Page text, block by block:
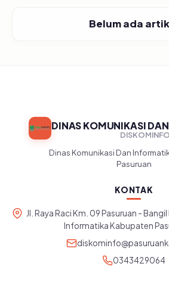
Belum ada
DINAS KOMUNIKASI
DISKOMINFO
Dinas Komunikasi Dan
Pasuruan
KONTAK
Jl. Raya Raci Km. 09 Pasuruan -
Informatika Kabupaten
0343429064